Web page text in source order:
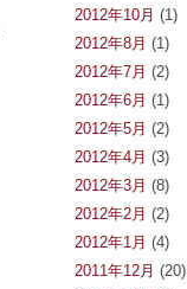
2012年10月 (1)
2012年8月 (1)
2012年7月 (2)
2012年6月 (1)
2012年5月 (2)
2012年4月 (3)
2012年3月 (8)
2012年2月 (2)
2012年1月 (4)
2011年12月 (20)